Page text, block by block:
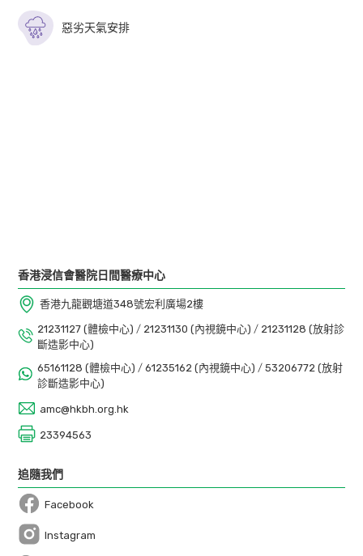
惡劣天氣安排
香港浸信會醫院日間醫療中心
香港九龍觀塘道348號宏利廣場2樓
21231127 (體檢中心) / 21231130 (內視鏡中心) / 21231128 (放射診
斷造影中心)
65161128 (體檢中心) / 61235162 (內視鏡中心) / 53206772 (放射
診斷造影中心)
amc@hkbh.org.hk
23394563
追隨我們
Facebook
Instagram